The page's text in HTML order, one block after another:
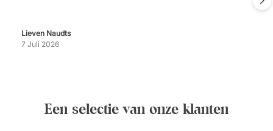
Lieven Naudts
7 Juli 2026
Een selectie van onze klanten